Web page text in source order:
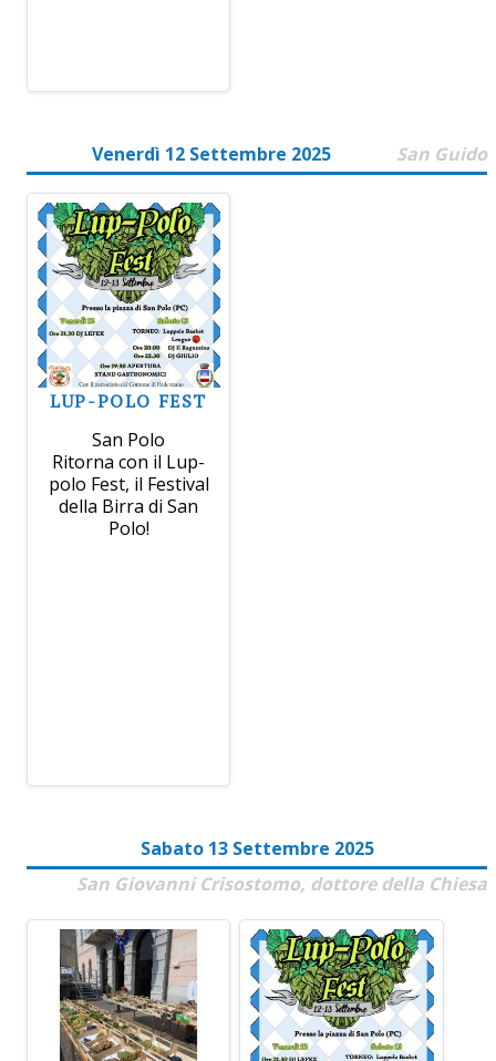
Venerdì 12 Settembre 2025 San Guido
LUP-POLO FEST
San Polo
Ritorna con il Lup-
polo Fest, il Festival
della Birra di San
Polo!
Sabato 13 Settembre 2025
San Giovanni Crisostomo, dottore della Chiesa